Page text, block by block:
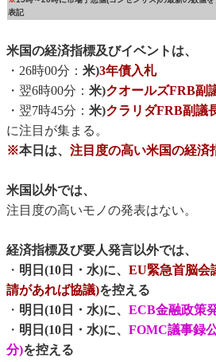
表記
米国の経済指標及びイベントは、
・26時00分： 米)3年債入札
・翌6時00分： 米)クオールズFRB副
・翌7時45分： 米)クラリダFRB副議
に注目が集まる。
※本日は、 注目度の高い米国の経済
米国以外では、
注目度の高いモノの発表はない。
経済指標及び要人発言以外では、
・ 明日(10日・水)に、 EU緊急首脳会
請があれば協議)を控える
・ 明日(10日・水)に、 ECB金融政策
・ 明日(10日・水)に、 FOMC議事録
分)を控える